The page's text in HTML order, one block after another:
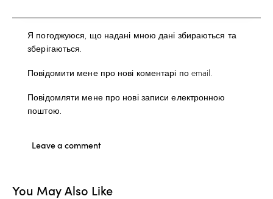
Я погоджуюся, що надані мною дані збираються та
зберігаються.
Повідомити мене про нові коментарі по email.
Повідомляти мене про нові записи електронною
поштою.
You May Also Like